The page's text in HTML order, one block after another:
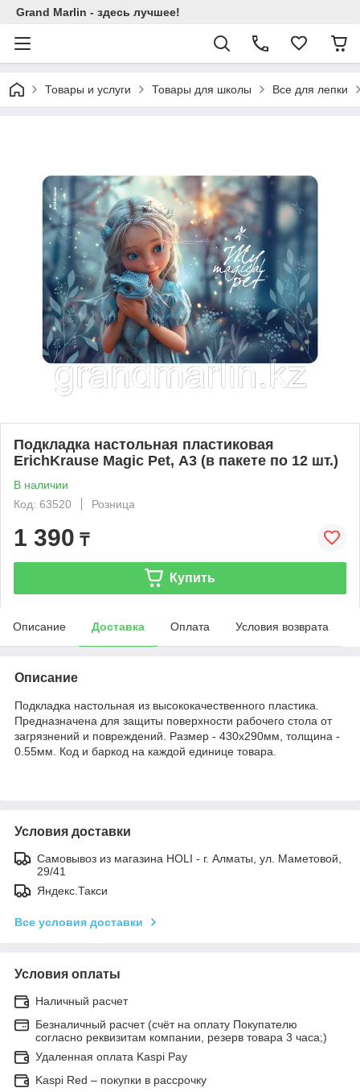
Grand Marlin - здесь лучшее!
Товары и услуги Товары для школы Все для лепки
Подкладка настольная пластиковая
ErichKrause Magic Pet, А3 (в пакете по 12 шт.)
В наличии
Код: 63520
Розница
1 390 ₸
Купить
Описание Доставка Оплата Условия возврата
Описание
Подкладка настольная из высококачественного пластика.
Предназначена для защиты поверхности рабочего стола от
загрязнений и повреждений. Размер - 430х290мм, толщина -
0.55мм. Код и баркод на каждой единице товара.
Условия доставки
Самовывоз из магазина HOLI - г. Алматы, ул. Маметовой,
29/41
Яндекс.Такси
Все условия доставки
Условия оплаты
Наличный расчет
Безналичный расчет (счёт на оплату Покупателю
согласно реквизитам компании, резерв товара 3 часа;)
Удаленная оплата Kaspi Pay
Kaspi Red – покупки в рассрочку